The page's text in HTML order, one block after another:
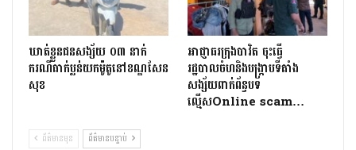
ឃាត់ខ្លួនជនសង្ស័យ ០៣ នាក់
ករណីធាក់ប្លន់យកម៉ូតូនៅខណ្ឌសែន
សុខ
អាជ្ញាធរក្រុងបាវិត ចុះធើ្វ
រដ្ឋបាលចំហនិងបង្ក្រាបទីតាំង
សង្ស័យពាក់ព័ន្ធបទ
ល្មើសOnline scam…
ព័ត៌មានមុន ព័ត៌មានបន្ទាប់